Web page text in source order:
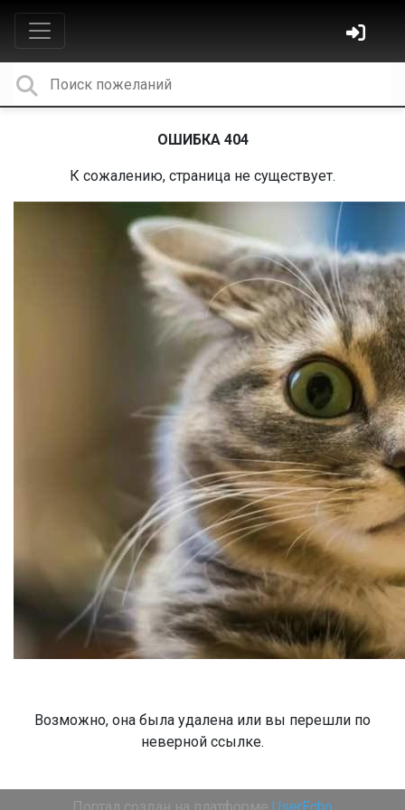
ОШИБКА 404
К сожалению, страница не существует.
Возможно, она была удалена или вы перешли по
неверной ссылке.